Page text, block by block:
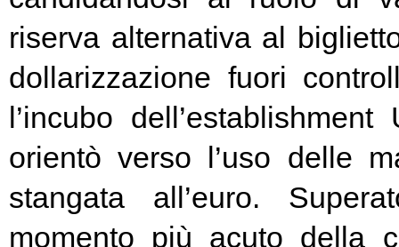
riserva alternativa al
dollarizzazione fuori
l’incubo
orientò verso l’uso delle
stangata all’euro.
momento più acuto della